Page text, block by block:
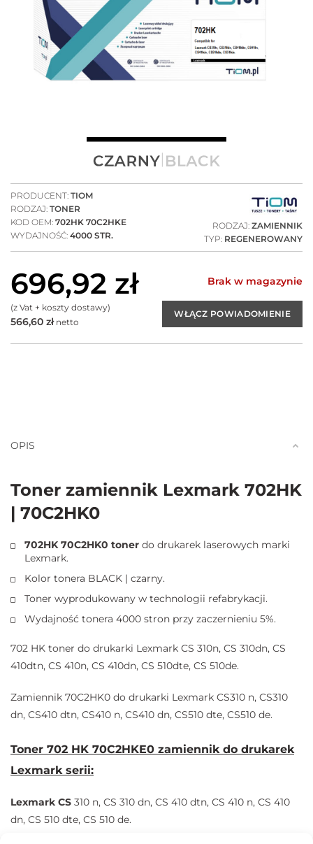
PRODUCENT: TIOM
RODZAJ: TONER
KOD OEM: 702HK 70C2HKE
WYDAJNOŚĆ: 4000 STR.
RODZAJ: ZAMIENNIK
TYP: REGENEROWANY
696,92 zł
(z Vat + koszty dostawy)
566,60 złnetto
Brak w magazynie
OPIS
Toner zamiennik Lexmark 702HK
| 70C2HK0
702HK 70C2HK0 toner do drukarek laserowych marki
Lexmark.
Kolor tonera BLACK | czarny.
Toner wyprodukowany w technologii refabrykacji.
Wydajność tonera 4000 stron przy zaczernieniu 5%.
702 HK toner do drukarki Lexmark CS 310n, CS 310dn, CS
410dtn, CS 410n, CS 410dn, CS 510dte, CS 510de.
Zamiennik 70C2HK0 do drukarki Lexmark CS310 n, CS310
dn, CS410 dtn, CS410 n, CS410 dn, CS510 dte, CS510 de.
Toner 702 HK 70C2HKE0 zamiennik do drukarek
Lexmark serii:
Lexmark CS 310 n, CS 310 dn, CS 410 dtn, CS 410 n, CS 410
dn, CS 510 dte, CS 510 de.